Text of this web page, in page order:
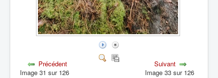
Précédent
Image 31 sur 126
Suivant
Image 33 sur 126